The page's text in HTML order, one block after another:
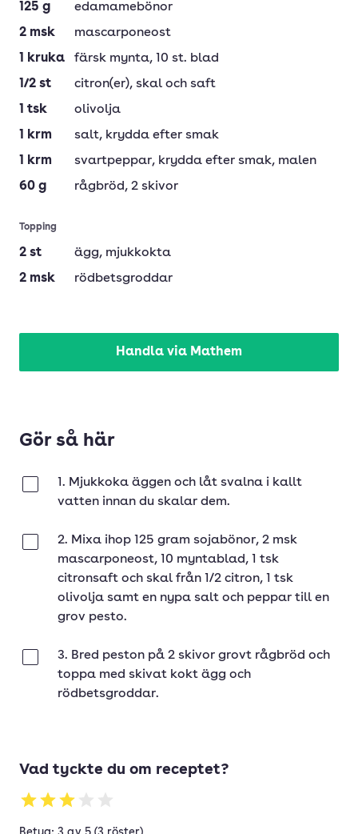
125 g
edamamebönor
2 msk
mascarponeost
1
kruka färsk mynta, 10 st. blad
1/2 st citron(er), skal och saft
1 tsk
olivolja
1
krm salt, krydda efter smak
1
krm svartpeppar, krydda efter smak, malen
60 g rågbröd, 2 skivor
Topping
2 st ägg, mjukkokta
2 msk rödbetsgroddar
Handla via Mathem
Gör så här
1. Mjukkoka äggen och låt svalna i kallt
vatten innan du skalar dem.
2. Mixa ihop 125 gram sojabönor, 2 msk
mascarponeost, 10 myntablad, 1 tsk
citronsaft och skal från 1/2 citron, 1 tsk
olivolja samt en nypa salt och peppar till en
grov pesto.
3. Bred peston på 2 skivor grovt rågbröd och
toppa med skivat kokt ägg och
rödbetsgroddar.
Vad tyckte du om receptet?